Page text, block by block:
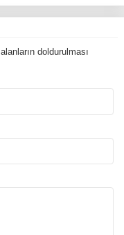
doldurulması